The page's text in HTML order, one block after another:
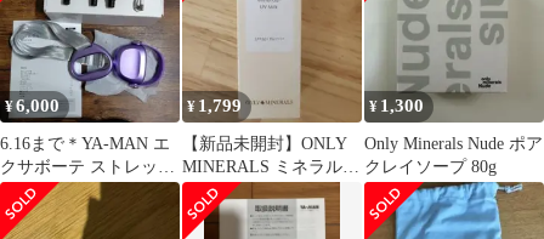
¥6,000
6.16まで＊YA-MAN エ
クサボーテ ストレッチ
ビート 2026.5購入
¥ 1,799
【新品未開封】ONLY
MINERALS ミネラルプ
ラス UVミルク
¥ 1,300
Only Minerals Nude ポア
クレイソープ 80g